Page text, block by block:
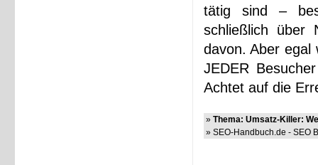
tätig sind –
schließlich über
davon. Aber egal
JEDER
Achtet auf die
» Thema: Umsatz-Killer:
» SEO-Handbuch.de - SEO